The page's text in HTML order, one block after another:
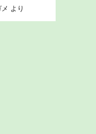
より